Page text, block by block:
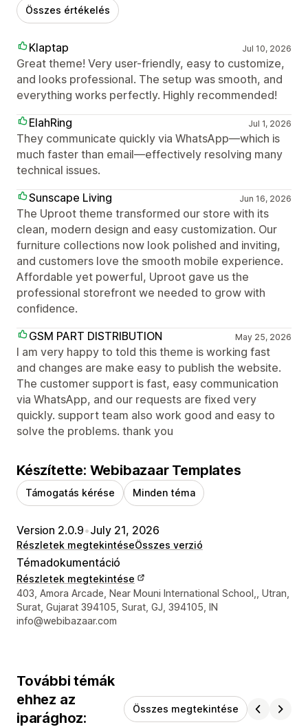
Összes értékelés
Klaptap Jul 10, 2026
Great theme! Very user-friendly, easy to customize,
and looks professional. The setup was smooth, and
everything works perfectly. Highly recommended!
ElahRing
Jul 1, 2026
They communicate quickly via WhatsApp—which is
much faster than email—effectively resolving many
technical issues.
Sunscape Living
Jun 16, 2026
The Uproot theme transformed our store with its
clean, modern design and easy customization. Our
furniture collections now look polished and inviting,
and customers love the smooth mobile experience.
Affordable yet powerful, Uproot gave us the
professional storefront we needed to grow with
confidence.
GSM PART DISTRIBUTION
May 25, 2026
I am very happy to told this theme is working fast
and changes are make easy to publish the website.
The customer support is fast, easy communication
via WhatsApp, and our requests are fixed very
quickly. support team also work good and easy to
solve the problems. thank you
Készítette: Webibazaar Templates
Támogatás kérése Minden téma
Version 2.0.9•July 21, 2026
Részletek megtekintéseÖsszes verzió
Témadokumentáció
Részletek megtekintése
Dizájner kapcsolattartási adatai
403, Amora Arcade, Near Mouni International School,, Utran,
Surat, Gujarat 394105, Surat, GJ, 394105, IN
info@webibazaar.com
További témák
ehhez az
iparághoz:
Összes megtekintése